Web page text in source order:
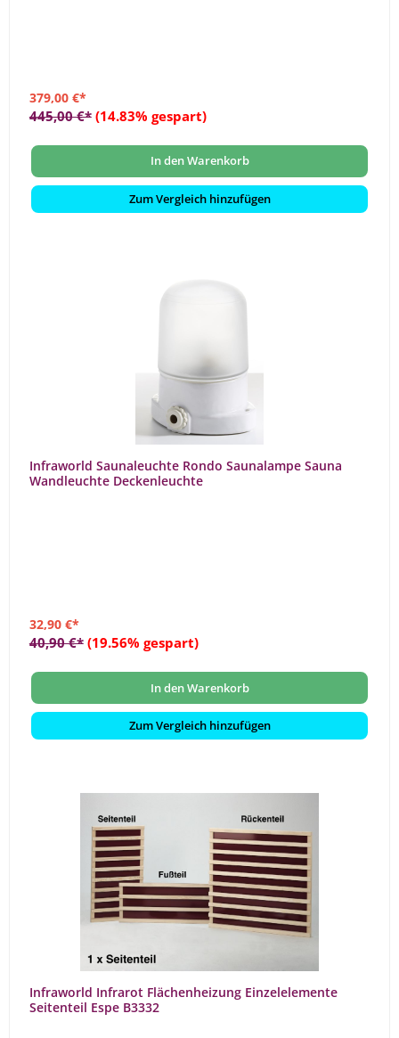
379,00 €*
445,00 €* (14.83% gespart)
In den Warenkorb
Zum Vergleich hinzufügen
Infraworld Saunaleuchte Rondo Saunalampe Sauna
Wandleuchte Deckenleuchte
32,90 €*
40,90 €* (19.56% gespart)
In den Warenkorb
Zum Vergleich hinzufügen
Infraworld Infrarot Flächenheizung Einzelelemente
Seitenteil Espe B3332